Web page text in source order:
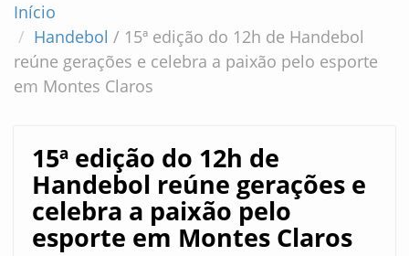
Início
Handebol / 15ª edição do 12h de Handebol
reúne gerações e celebra a paixão pelo esporte
em Montes Claros
15ª edição do 12h de
Handebol reúne gerações e
celebra a paixão pelo
esporte em Montes Claros